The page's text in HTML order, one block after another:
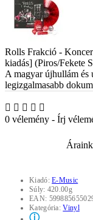
Rolls Frakció -
kiadás] (Piros/Fekete
A magyar újhullám és
legizgalmasabb
0 vélemény - Írj
Kiadó:E-Music
Súly: 420.00g
EAN:
Kategória:Vinyl